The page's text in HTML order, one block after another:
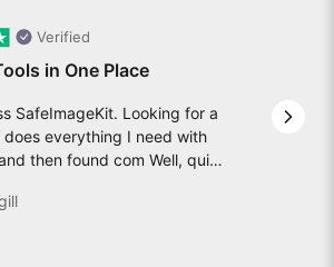
Verified
in One Place
SafeImageKit. Looking for a
everything I need with
then found com Well, quite
high-speed, stable and easy-
Next